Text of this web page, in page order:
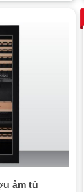
âm tủ